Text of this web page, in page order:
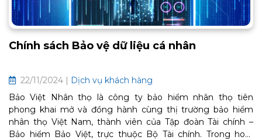
Chính sách Bảo vệ dữ liệu cá nhân
22/11/2024 | Dịch vụ khách hàng
Bảo Việt Nhân thọ là công ty bảo hiểm nhân thọ tiên
phong khai mở và đồng hành cùng thị trường bảo hiểm
nhân thọ Việt Nam, thành viên của Tập đoàn Tài chính –
Bảo hiểm Bảo Việt, trực thuộc Bộ Tài chính. Trong hoạt